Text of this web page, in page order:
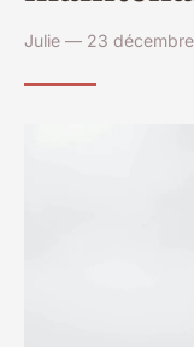
Julie — 23